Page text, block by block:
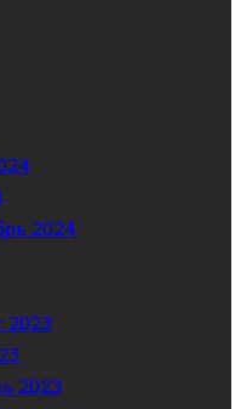
2024
2023